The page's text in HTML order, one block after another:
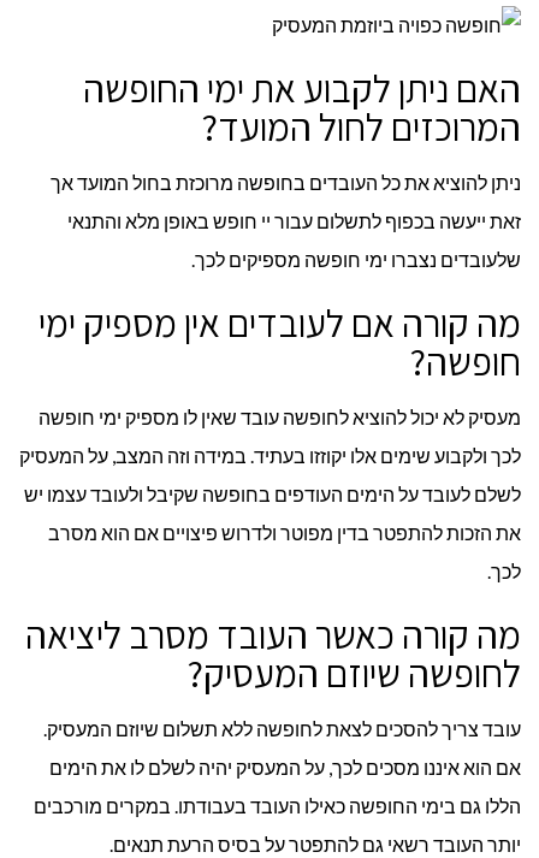
האם ניתן לקבוע את ימי החופשה
המרוכזים לחול המועד?
ניתן להוציא את כל העובדים בחופשה מרוכזת בחול המועד אך
זאת ייעשה בכפוף לתשלום עבור יי חופש באופן מלא והתנאי
שלעובדים נצברו ימי חופשה מספיקים לכך.
מה קורה אם לעובדים אין מספיק ימי
חופשה?
מעסיק לא יכול להוציא לחופשה עובד שאין לו מספיק ימי חופשה
לכך ולקבוע שימים אלו יקוזזו בעתיד. במידה וזה המצב, על המעסיק
לשלם לעובד על הימים העודפים בחופשה שקיבל ולעובד עצמו יש
את הזכות להתפטר בדין מפוטר ולדרוש פיצויים אם הוא מסרב
לכך.
מה קורה כאשר העובד מסרב ליציאה
לחופשה שיוזם המעסיק?
עובד צריך להסכים לצאת לחופשה ללא תשלום שיוזם המעסיק.
אם הוא איננו מסכים לכך, על המעסיק יהיה לשלם לו את הימים
הללו גם בימי החופשה כאילו העובד בעבודתו. במקרים מורכבים
יותר העובד רשאי גם להתפטר על בסיס הרעת תנאים.